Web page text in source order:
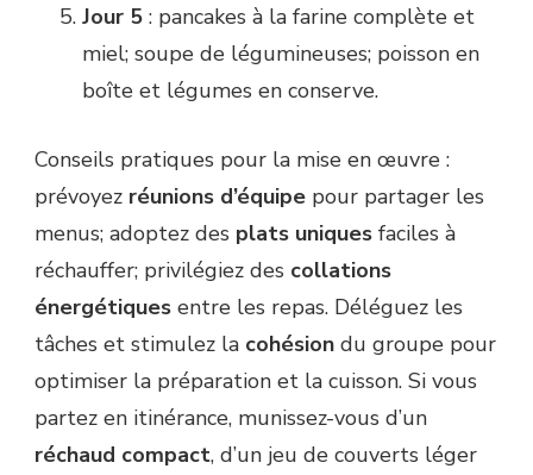
Jour 5 : pancakes à la farine complète et
miel; soupe de légumineuses; poisson en
boîte et légumes en conserve.
Conseils pratiques pour la mise en œuvre :
prévoyez réunions d’équipe pour partager les
menus; adoptez des plats uniques faciles à
réchauffer; privilégiez des collations
énergétiques entre les repas. Déléguez les
tâches et stimulez la cohésion du groupe pour
optimiser la préparation et la cuisson. Si vous
partez en itinérance, munissez-vous d’un
réchaud compact, d’un jeu de couverts léger